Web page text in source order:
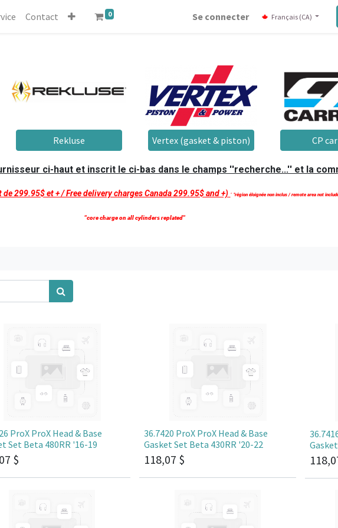
Contact 0 Se connecter Français (CA)
Rekluse Vertex (gasket & piston) CP
ci-haut et inscrit le ci-bas dans le champs ''recherche...'' et la
299.95$ et + / Free delivery charges Canada 299.95$ and +) ' ''région éloignée non inclus / remote area not
''core charge on all cylinders replated''
ProX ProX Head & Base
Set Beta 480RR '16-19
$
36.7420 ProX ProX Head & Base
Gasket Set Beta 430RR '20-22
118,07 $